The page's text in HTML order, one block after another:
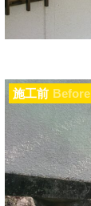
施工前 Before